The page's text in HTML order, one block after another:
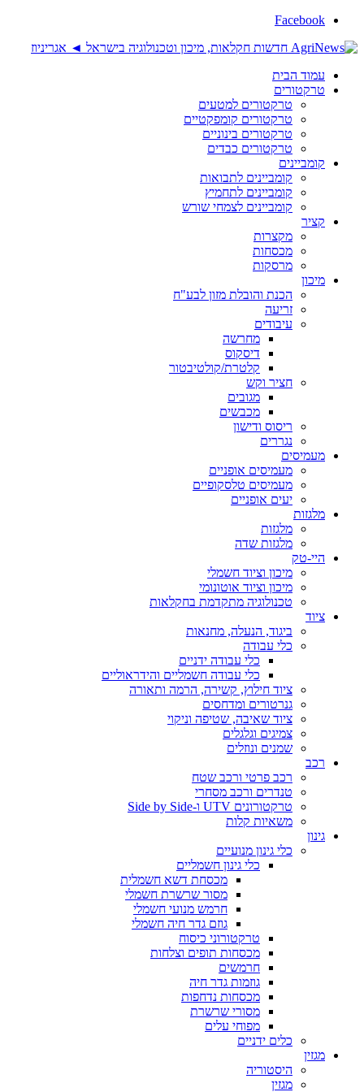
Facebook
עמוד הבית
טרקטורים
טרקטורים למטעים
טרקטורים קומפקטיים
טרקטורים בינוניים
טרקטורים כבדים
קומביינים
קומביינים לתבואות
קומביינים לתחמיץ
קומביינים לצמחי שורש
קציר
מקצרות
מכסחות
מרסקות
מיכון
הכנת והובלת מזון לבע"ח
זריעה
עיבודים
מחרשה
דיסקוס
קלטרת/קולטיבטור
חציר וקש
מגובים
מכבשים
ריסוס ודישון
נגררים
מעמיסים
מעמיסים אופניים
מעמיסים טלסקופיים
יעים אופניים
מלגזות
מלגזות
מלגזות שדה
היי-טק
מיכון וציוד חשמלי
מיכון וציוד אוטונומי
טכנולוגיה מתקדמת בחקלאות
ציוד
ביגוד, הנעלה, מחנאות
כלי עבודה
כלי עבודה ידניים
כלי עבודה חשמליים והידראוליים
ציוד חילוץ, קשירה, הרמה ותאורה
גנרטורים ומדחסים
ציוד שאיבה, שטיפה וניקוי
צמיגים וגלגלים
שמנים ונוזלים
רכב
רכב פרטי ורכב שטח
טנדרים ורכב מסחרי
טרקטורונים UTV ו-Side by Side
משאיות קלות
גינון
כלי גינון מנועיים
כלי גינון חשמליים
מכסחת דשא חשמלית
מסור שרשרת חשמלי
חרמש מנועי חשמלי
גוזם גדר חיה חשמלי
טרקטורוני כיסוח
מכסחות תופים וצלחות
חרמשים
גוזמות גדר חיה
מכסחות נדחפות
מסורי שרשרת
מפוחי עלים
כלים ידניים
מגזין
היסטוריה
מגזין